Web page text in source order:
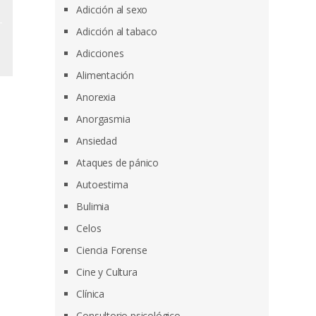
Adicción al sexo
Adicción al tabaco
Adicciones
Alimentación
Anorexia
Anorgasmia
Ansiedad
Ataques de pánico
Autoestima
Bulimia
Celos
Ciencia Forense
Cine y Cultura
Clínica